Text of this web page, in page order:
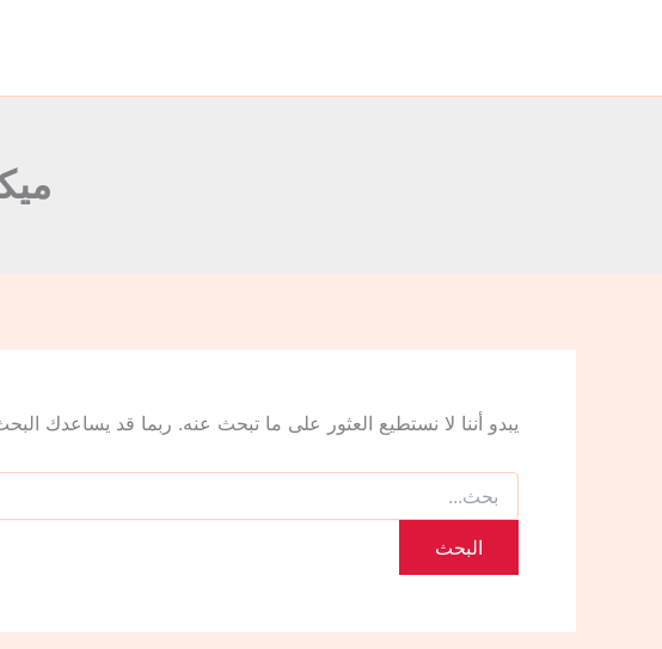
يبدو أننا لا نستطيع العثور على ما تبحث عنه. ربما قد يساعدك